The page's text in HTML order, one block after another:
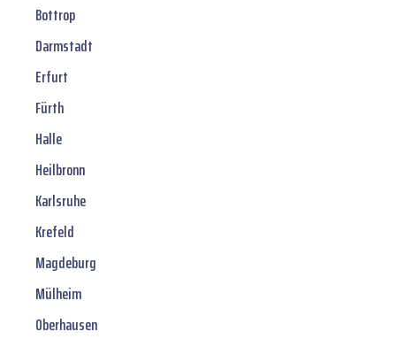
Bottrop
Darmstadt
Erfurt
Fürth
Halle
Heilbronn
Karlsruhe
Krefeld
Magdeburg
Mülheim
Oberhausen